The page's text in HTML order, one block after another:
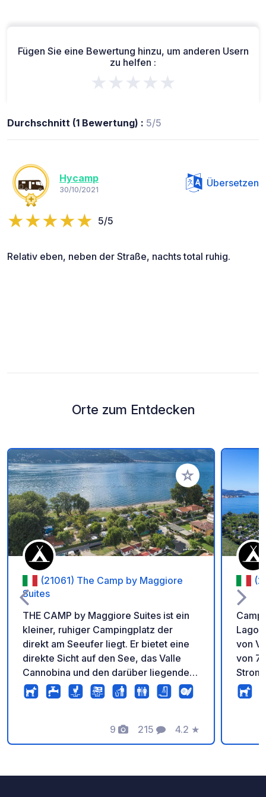
Fügen Sie eine Bewertung hinzu, um anderen Usern
zu helfen :
★★★★★
Durchschnitt (1 Bewertung) : 5/5
Hycamp
30/10/2021
Übersetzen
5/5
Relativ eben, neben der Straße, nachts total ruhig.
Orte zum Entdecken
Zu Ihren Favoriten
(21061) The Camp by Maggiore
Suites
THE CAMP by Maggiore Suites ist ein
kleiner, ruhiger Campingplatz der
direkt am Seeufer liegt. Er bietet eine
direkte Sicht auf den See, das Valle
Cannobina und den darüber liegenden
Monte Limidario. Die Fähre ist zu Fuß
gut zu erreichen. Die Stellplätze sind
Zelte, Wohnmobile und Wohnwagen
(Längen über 7m sollten auf jeden Fall
9
Fotos
215
Kommentare
4.2
Bewertung
★
Lago
von
von
sowie
-